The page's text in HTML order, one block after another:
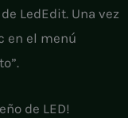
LedEdit. Una vez
en el menú
de LED!